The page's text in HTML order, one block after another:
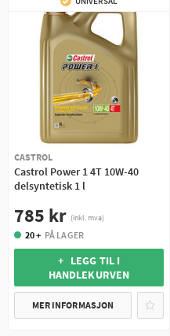
CASTROL
Castrol Power 1 4T 10W-40
delsyntetisk 1 l
785 kr (inkl. mva)
20 + PÅ LAGER
+ LEGG TIL I
HANDLEKURVEN
MER INFORMASJON